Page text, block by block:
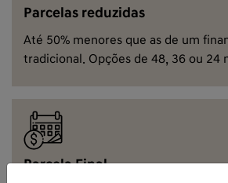
Parcelas reduzidas
Até 50% menores que as de um
tradicional. Opções de 48, 36 ou 24
Parcela Final